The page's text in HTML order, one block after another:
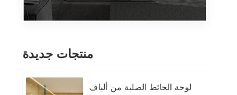
منتجات جديدة
لوحة الحائط الصلبة من ألياف